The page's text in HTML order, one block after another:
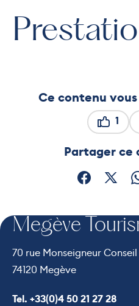
Ce contenu
1
Partager ce
Partager
Megève
70 rue Monseigneur Conseil
74120 Megève
Appeler le
Tel. +33(0)4 50 21 27 28